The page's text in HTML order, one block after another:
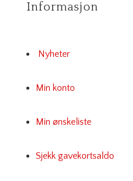
Informasjon
Nyheter
Min konto
Min ønskeliste
Sjekk gavekortsaldo